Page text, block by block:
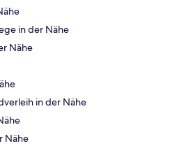
in der Nähe
Nähe
in der Nähe
Nähe